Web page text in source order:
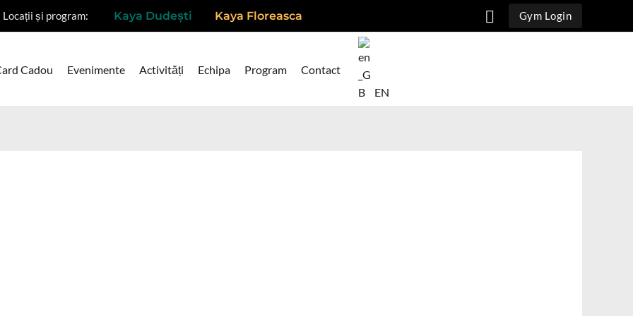
Locații și program: Kaya Dudești Kaya Floreasca CăutareGym Login
Cadou Evenimente Activități Echipa Program
Contact
EN